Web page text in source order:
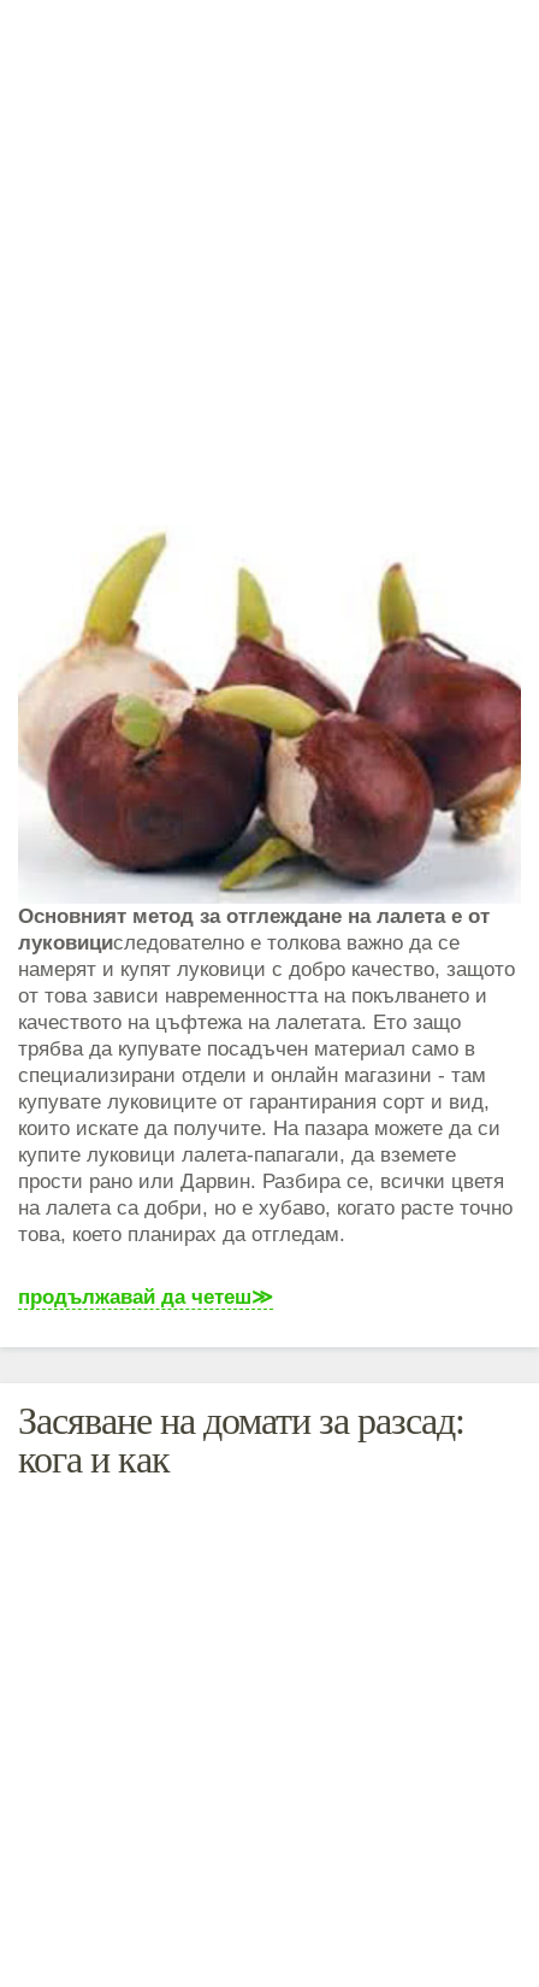
Основният метод за отглеждане на лалета е от
луковициследователно е толкова важно да се
намерят и купят луковици с добро качество, защото
от това зависи навременността на покълването и
качеството на цъфтежа на лалетата. Ето защо
трябва да купувате посадъчен материал само в
специализирани отдели и онлайн магазини - там
купувате луковиците от гарантирания сорт и вид,
които искате да получите. На пазара можете да си
купите луковици лалета-папагали, да вземете
прости рано или Дарвин. Разбира се, всички цветя
на лалета са добри, но е хубаво, когато расте точно
това, което планирах да отгледам.
продължавай да четеш
Засяване на домати за разсад:
кога и как